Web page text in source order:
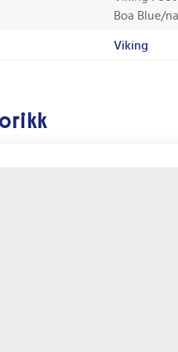
Boa Blue/
Viking